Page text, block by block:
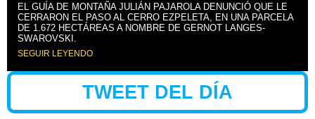
EL GUÍA DE MONTAÑA JULIÁN PAJAROLA DENUNCIÓ QUE LE
CERRARON EL PASO AL CERRO EZPELETA, EN UNA PARCELA
DE 1.672 HECTÁREAS A NOMBRE DE GERNOT LANGES-
SWAROVSKI.
SEGUIR LEYENDO
TWEET DEL DÍA